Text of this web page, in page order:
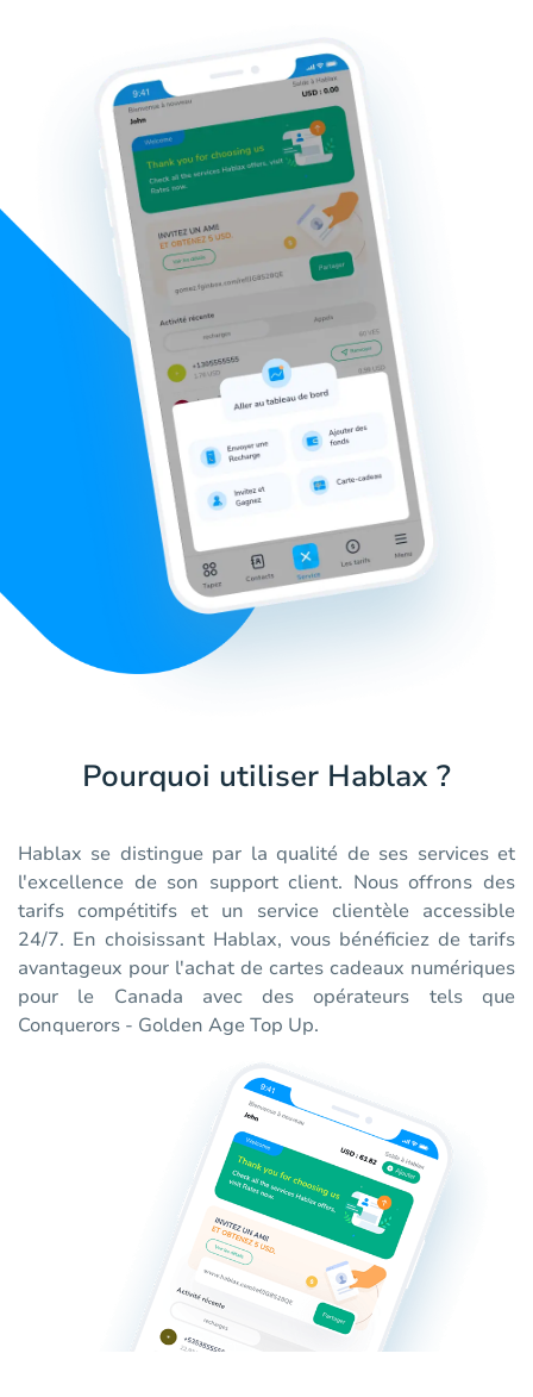
Pourquoi utiliser Hablax ?
Hablax se distingue par la qualité de ses services et
l'excellence de son support client. Nous offrons des
tarifs compétitifs et un service clientèle accessible
24/7. En choisissant Hablax, vous bénéficiez de tarifs
avantageux pour l'achat de cartes cadeaux numériques
pour le Canada avec des opérateurs tels que
Conquerors - Golden Age Top Up.